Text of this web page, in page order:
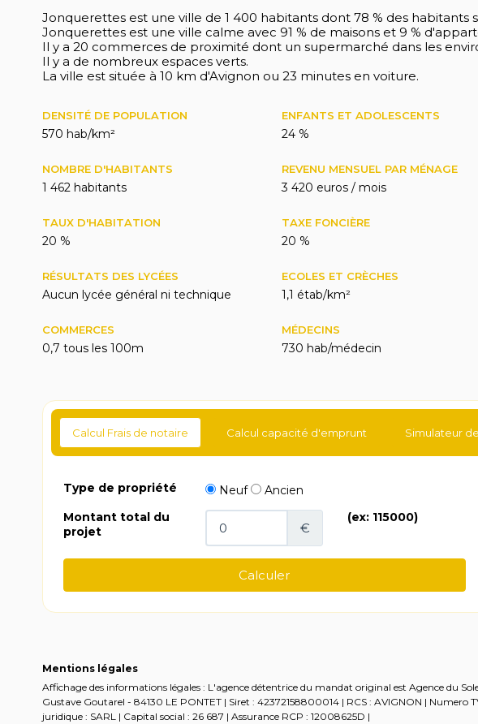
Jonquerettes est une ville de 1 400 habitants dont 78 % des habitants
Jonquerettes est une ville calme avec 91 % de maisons et 9 %
Il y a 20 commerces de proximité dont un supermarché dans les
Il y a de nombreux espaces verts.
La ville est située à 10 km d'Avignon ou 23 minutes en voiture.
DENSITÉ DE POPULATION
570 hab/km²
ENFANTS ET ADOLESCENTS
24 %
NOMBRE D'HABITANTS
1 462 habitants
REVENU MENSUEL PAR MÉNAGE
3 420 euros / mois
TAUX D'HABITATION
20 %
TAXE FONCIÈRE
20 %
RÉSULTATS DES LYCÉES
Aucun lycée général ni technique
ECOLES ET CRÈCHES
1,1 étab/km²
COMMERCES
0,7 tous les 100m
MÉDECINS
730 hab/médecin
Calcul Frais de notaire Calcul capacité d'emprunt Simulateur
Mentions légales
Affichage des informations légales : L'agence détentrice du mandat original est Agence du
Gustave Goutarel - 84130 LE PONTET | Siret : 42372158800014 | RCS : AVIGNON |
juridique : SARL | Capital social : 26 687 | Assurance RCP : 12008625D |